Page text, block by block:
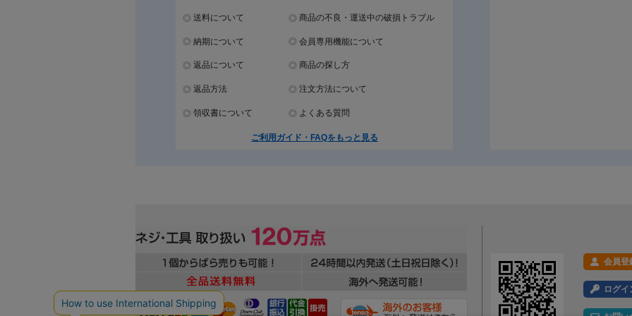
送料について 商品の不良・運送中の破損トラブル
納期について 会員専用機能について
返品について 商品の探し方
返品方法 注文方法について
領収書について よくある質問
ご利用ガイド・FAQをもっと見る
会員登
ログイ